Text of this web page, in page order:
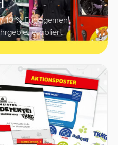
% Engagement-
etabliert